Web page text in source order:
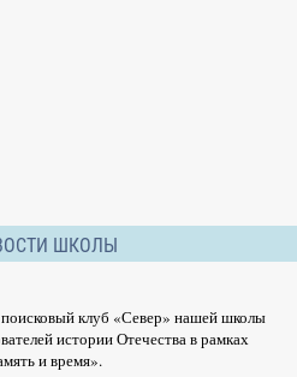
ШКОЛЫ
клуб «Север» нашей школы
истории Отечества в рамках
и время».